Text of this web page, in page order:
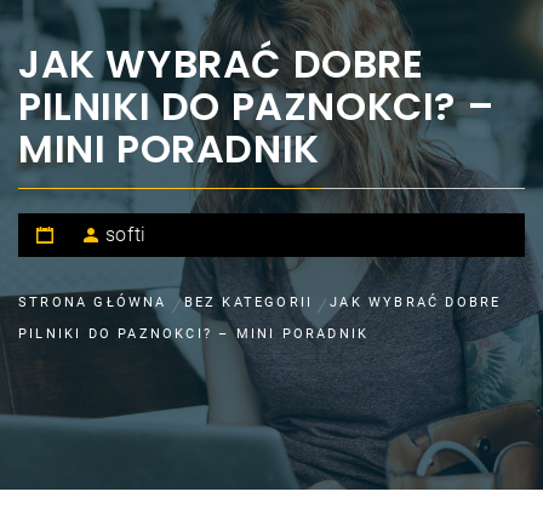
JAK WYBRAĆ DOBRE
PILNIKI DO PAZNOKCI? –
MINI PORADNIK
softi
STRONA GŁÓWNA BEZ KATEGORII
JAK WYBRAĆ DOBRE
PILNIKI DO PAZNOKCI? – MINI PORADNIK